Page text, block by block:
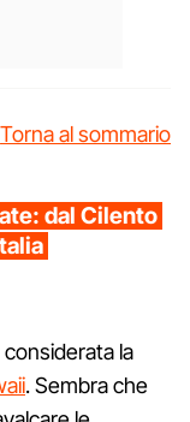
Torna al sommario
dal Cilento
la
. Sembra che